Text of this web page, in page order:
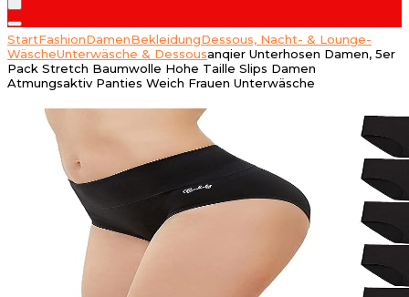
StartFashionDamenBekleidungDessous, Nacht- & Lounge-
WäscheUnterwäsche & Dessousanqier Unterhosen Damen, 5er
Pack Stretch Baumwolle Hohe Taille Slips Damen
Atmungsaktiv Panties Weich Frauen Unterwäsche